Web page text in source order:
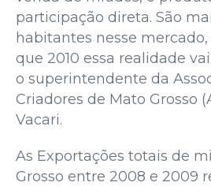
participação direta. São
habitantes nesse
que 2010 essa realidade
o superintendente da
Criadores de Mato Grosso
Vacari.
As Exportações totais de
Grosso entre 2008 e 2009